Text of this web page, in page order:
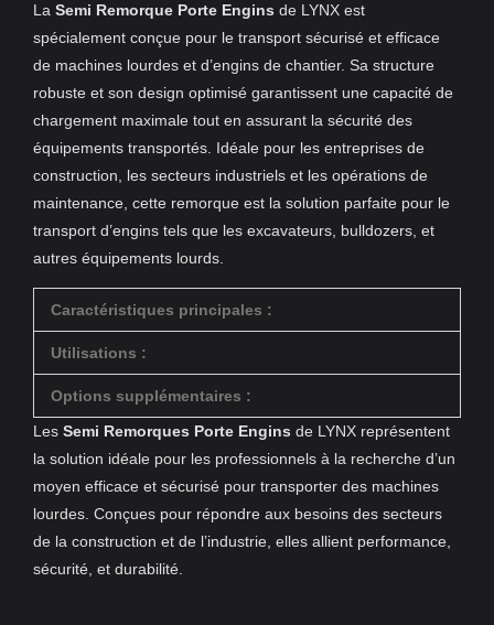
La Semi Remorque Porte Engins de LYNX est
spécialement conçue pour le transport sécurisé et efficace
de machines lourdes et d’engins de chantier. Sa structure
robuste et son design optimisé garantissent une capacité de
chargement maximale tout en assurant la sécurité des
équipements transportés. Idéale pour les entreprises de
construction, les secteurs industriels et les opérations de
maintenance, cette remorque est la solution parfaite pour le
transport d’engins tels que les excavateurs, bulldozers, et
autres équipements lourds.
Caractéristiques principales :
Utilisations :
Options supplémentaires :
Les Semi Remorques Porte Engins de LYNX représentent
la solution idéale pour les professionnels à la recherche d’un
moyen efficace et sécurisé pour transporter des machines
lourdes. Conçues pour répondre aux besoins des secteurs
de la construction et de l’industrie, elles allient performance,
sécurité, et durabilité.